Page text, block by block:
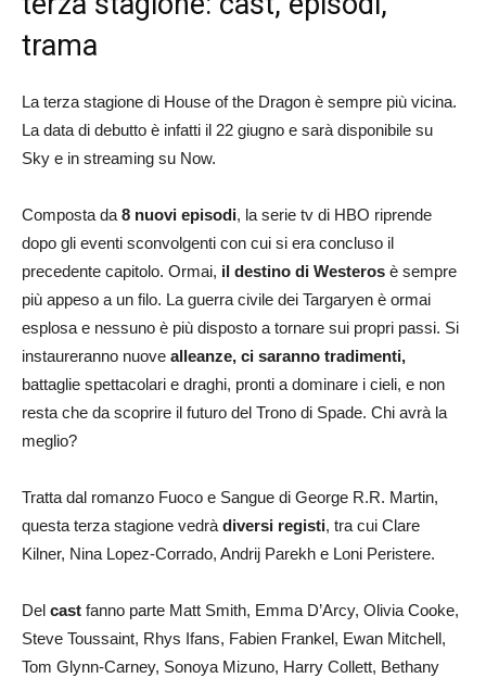
trama
La terza stagione di House of the Dragon è sempre più vicina.
La data di debutto è infatti il 22 giugno e sarà disponibile su
Sky e in streaming su Now.
Composta da 8 nuovi episodi, la serie tv di HBO riprende
dopo gli eventi sconvolgenti con cui si era concluso il
precedente capitolo. Ormai, il destino di Westeros è sempre
più appeso a un filo. La guerra civile dei Targaryen è ormai
esplosa e nessuno è più disposto a tornare sui propri passi. Si
instaureranno nuove alleanze, ci saranno tradimenti,
battaglie spettacolari e draghi, pronti a dominare i cieli, e non
resta che da scoprire il futuro del Trono di Spade. Chi avrà la
meglio?
Tratta dal romanzo Fuoco e Sangue di George R.R. Martin,
questa terza stagione vedrà diversi registi, tra cui Clare
Kilner, Nina Lopez-Corrado, Andrij Parekh e Loni Peristere.
Del cast fanno parte Matt Smith, Emma D’Arcy, Olivia Cooke,
Steve Toussaint, Rhys Ifans, Fabien Frankel, Ewan Mitchell,
Tom Glynn-Carney, Sonoya Mizuno, Harry Collett, Bethany